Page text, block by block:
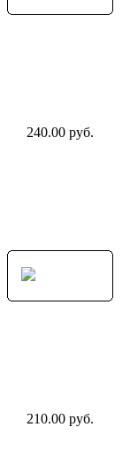
240.00 руб.
210.00 руб.